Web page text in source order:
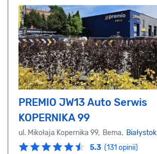
PREMIO JW13 Auto Serwis
KOPERNIKA 99
ul. Mikołaja Kopernika 99, Bema, Białystok
5.3 (131 opinii)